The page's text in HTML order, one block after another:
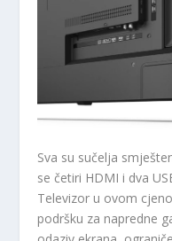
Sva su sučelja
se četiri HDMI i dva
Televizor u ovom
podršku za napredne